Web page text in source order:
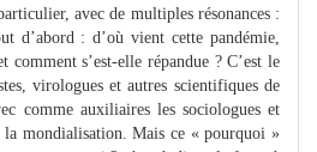
avec de multiples résonances :
d’abord : d’où vient cette pandémie,
comment s’est-elle répandue ? C’est le
virologues et autres scientifiques de
comme auxiliaires les sociologues et
la mondialisation. Mais ce « pourquoi »